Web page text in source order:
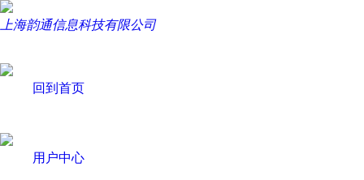
上海韵通信息科技有限公司
回到首页
用户中心